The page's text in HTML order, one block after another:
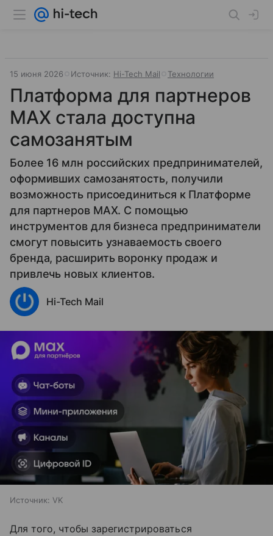
15 июня 2026 Источник: Hi-Tech Mail Технологии
Платформа для партнеров
MAX стала доступна
самозанятым
Более 16 млн российских предпринимателей,
оформивших самозанятость, получили
возможность присоединиться к Платформе
для партнеров MAX. С помощью
инструментов для бизнеса предприниматели
смогут повысить узнаваемость своего
бренда, расширить воронку продаж и
привлечь новых клиентов.
Hi-Tech Mail
Источник: VK
Для того, чтобы зарегистрироваться